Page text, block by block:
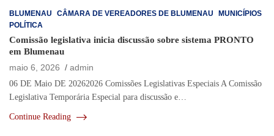
BLUMENAU CÂMARA DE VEREADORES DE BLUMENAU
MUNICÍPIOS
POLÍTICA
Comissão legislativa inicia discussão sobre sistema PRONTO
em Blumenau
maio 6, 2026
admin
06 DE Maio DE 20262026 Comissões Legislativas Especiais A Comissão
Legislativa Temporária Especial para discussão e…
Continue Reading